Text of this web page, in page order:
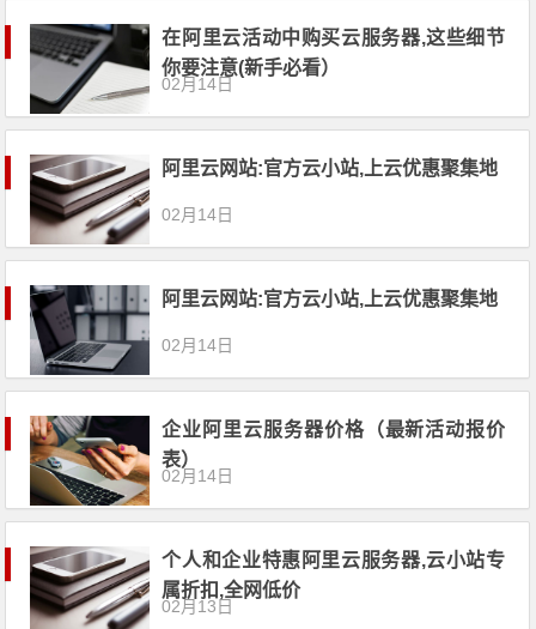
在阿里云活动中购买云服务器,这些细节
你要注意(新手必看）
02月14日
阿里云网站:官方云小站,上云优惠聚集地
02月14日
阿里云网站:官方云小站,上云优惠聚集地
02月14日
企业阿里云服务器价格（最新活动报价
表）
02月14日
个人和企业特惠阿里云服务器,云小站专
属折扣,全网低价
02月13日